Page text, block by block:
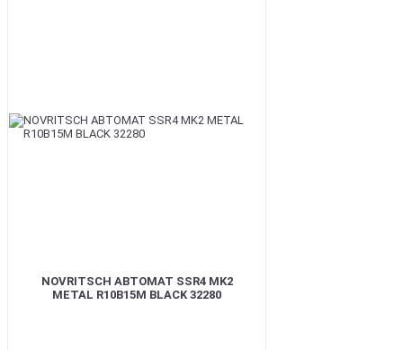
NOVRITSCH АВТОМАТ SSR4 MK2
METAL R10B15M BLACK 32280